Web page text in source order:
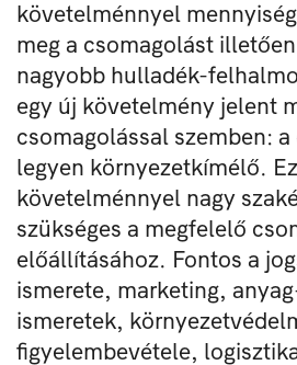
követelménnyel
meg a csomagolást
nagyobb hulladék-
egy új követelmény jelent
csomagolással szemben:
legyen környezetkímélő.
követelménnyel nagy
szükséges a megfelelő
előállításához. Fontos a
ismerete, marketing,
ismeretek,
figyelembevétele,